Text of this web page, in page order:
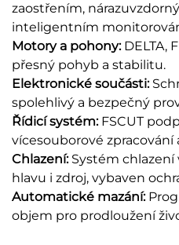
zaostřením,
inteligentním
Motory a pohony: DELTA,
přesný pohyb a stabilitu.
Elektronické součásti:
spolehlivý a bezpečný
Řídicí systém: FSCUT
vícesouborové zpracování
Chlazení: Systém chlazení
hlavu i zdroj, vybaven
Automatické mazání:
objem pro prodloužení